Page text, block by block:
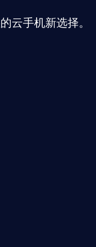
云手机新选择。